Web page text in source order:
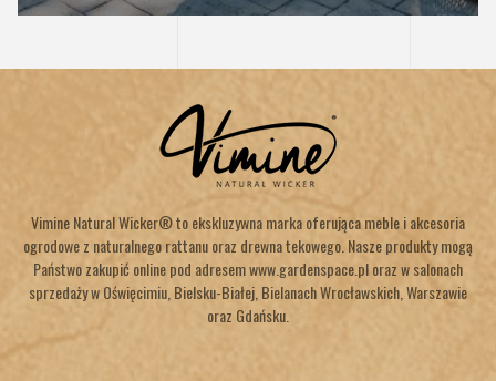
Vimine Natural Wicker® to ekskluzywna marka oferująca meble i akcesoria
ogrodowe z naturalnego rattanu oraz drewna tekowego. Nasze produkty mogą
Państwo zakupić online pod adresem www.gardenspace.pl oraz w salonach
sprzedaży w Oświęcimiu, Bielsku-Białej, Bielanach Wrocławskich, Warszawie
oraz Gdańsku.